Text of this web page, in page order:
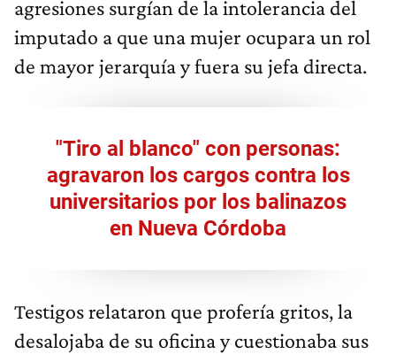
agresiones surgían de la intolerancia del
imputado a que una mujer ocupara un rol
de mayor jerarquía y fuera su jefa directa.
"Tiro al blanco" con personas:
agravaron los cargos contra los
universitarios por los balinazos
en Nueva Córdoba
Testigos relataron que profería gritos, la
desalojaba de su oficina y cuestionaba sus